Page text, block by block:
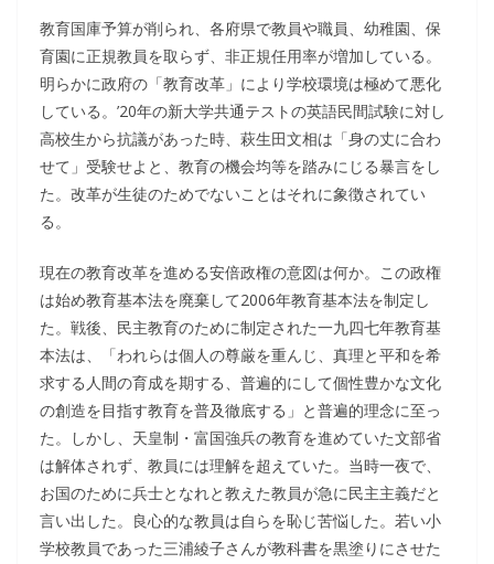
教育国庫予算が削られ、各府県で教員や職員、幼稚園、保
育園に正規教員を取らず、非正規任用率が増加している。
明らかに政府の「教育改革」により学校環境は極めて悪化
している。’20年の新大学共通テストの英語民間試験に対し
高校生から抗議があった時、萩生田文相は「身の丈に合わ
せて」受験せよと、教育の機会均等を踏みにじる暴言をし
た。改革が生徒のためでないことはそれに象徴されてい
る。
現在の教育改革を進める安倍政権の意図は何か。この政権
は始め教育基本法を廃棄して2006年教育基本法を制定し
た。戦後、民主教育のために制定された一九四七年教育基
本法は、「われらは個人の尊厳を重んじ、真理と平和を希
求する人間の育成を期する、普遍的にして個性豊かな文化
の創造を目指す教育を普及徹底する」と普遍的理念に至っ
た。しかし、天皇制・富国強兵の教育を進めていた文部省
は解体されず、教員には理解を超えていた。当時一夜で、
お国のために兵士となれと教えた教員が急に民主主義だと
言い出した。良心的な教員は自らを恥じ苦悩した。若い小
学校教員であった三浦綾子さんが教科書を黒塗りにさせた